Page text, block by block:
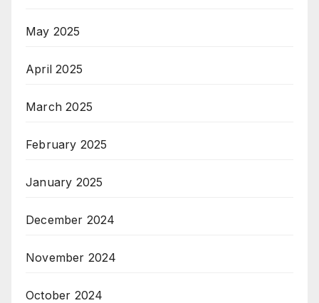
May 2025
April 2025
March 2025
February 2025
January 2025
December 2024
November 2024
October 2024